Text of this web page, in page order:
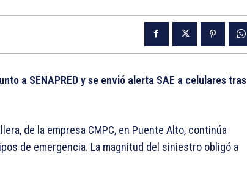
a SENAPRED y se envió alerta SAE a celulares tras
de la empresa CMPC, en Puente Alto, continúa
de emergencia. La magnitud del siniestro obligó a